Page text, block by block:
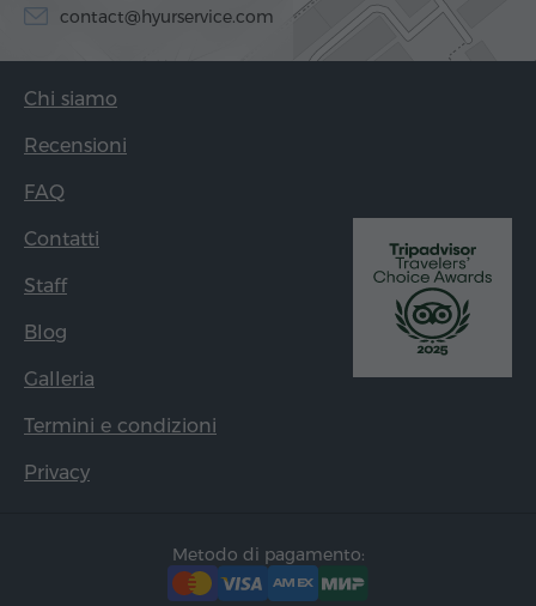
contact@hyurservice.com
Chi siamo
Recensioni
FAQ
Contatti
Staff
Blog
Galleria
Termini e condizioni
Privacy
Metodo di pagamento: